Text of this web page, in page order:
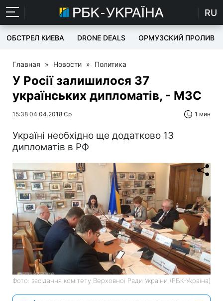
RU
ОБСТРЕЛ КИЕВА DRONE DEALS ОРМУЗСКИЙ ПРОЛИВ
Главная » Новости » Политика
У Росії залишилося 37
українських дипломатів, - МЗС
15:38 04.04.2018 Ср 1 мин
Україні необхідно ще додатково 13
дипломатів в РФ
Фото: засідання комітету Верховної Ради України (РБК-Україна)